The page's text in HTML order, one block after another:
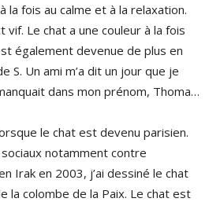
la fois au calme et à la relaxation.
vif. Le chat a une couleur à la fois
également devenue de plus en
S. Un ami m’a dit un jour que je
dans mon prénom, Thoma…
le chat est devenu parisien.
notamment contre
Irak en 2003, j’ai dessiné le chat
la colombe de la Paix. Le chat est